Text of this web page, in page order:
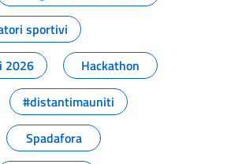
sportivi
2026
Hackathon
#distantimauniti
Spadafora